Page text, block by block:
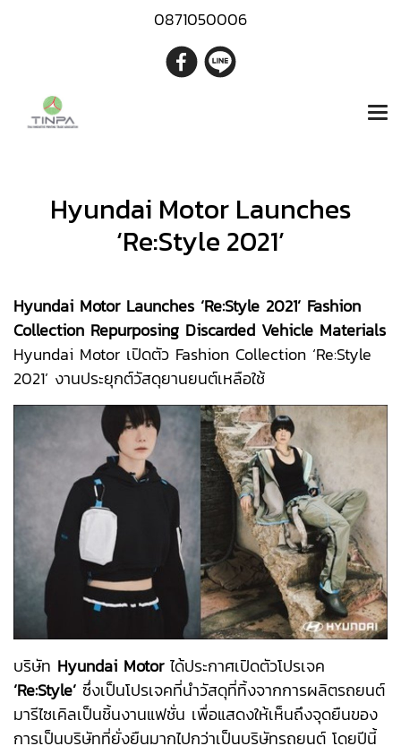
0871050006
Hyundai Motor Launches
‘Re:Style 2021’
Hyundai Motor Launches ‘Re:Style 2021’ Fashion
Collection Repurposing Discarded Vehicle Materials
Hyundai Motor เปิดตัว Fashion Collection ‘Re:Style
2021’ งานประยุกต์วัสดุยานยนต์เหลือใช้
บริษัท Hyundai Motorได้ประกาศเปิดตัวโปรเจค
‘Re:Style’ ซึ่งเป็นโปรเจคที่นำวัสดุที่ทิ้งจากการผลิตรถยนต์
มารีไซเคิลเป็นชิ้นงานแฟชั่น เพื่อแสดงให้เห็นถึงจุดยืนของ
การเป็นบริษัทที่ยั่งยืนมากไปกว่าเป็นบริษัทรถยนต์ โดยปีนี้